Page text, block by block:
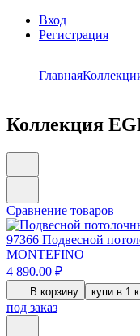
Вход
Регистрация
Главная
Коллекция
Сравнение товаров
97366 Подвесной
MONTEFINO
4 890.00 ₽
В корзину купи в 1
под заказ